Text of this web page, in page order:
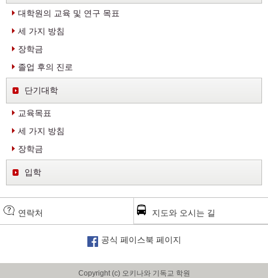
대학원의 교육 및 연구 목표
세 가지 방침
장학금
졸업 후의 진로
단기대학
교육목표
세 가지 방침
장학금
입학
연락처 지도와 오시는 길
공식 페이스북 페이지
Copyright (c) 오키나와 기독교 학원